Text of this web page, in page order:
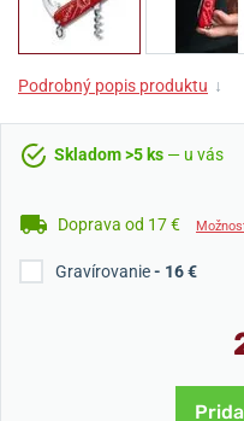
Podrobný popis produktu ↓
Skladom >5 ks — u vás
Doprava od 17 €
Gravírovanie- 16 €